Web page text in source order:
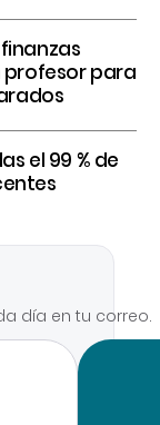
profesor para
el 99 % de
día en tu correo.